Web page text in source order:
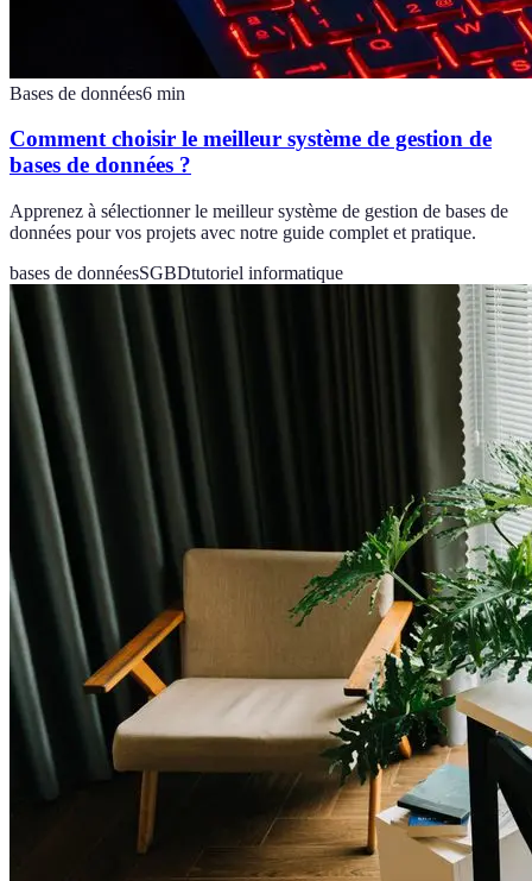
Bases de données6 min
Comment choisir le meilleur système de gestion de
bases de données ?
Apprenez à sélectionner le meilleur système de gestion de bases de
données pour vos projets avec notre guide complet et pratique.
bases de donnéesSGBDtutoriel informatique